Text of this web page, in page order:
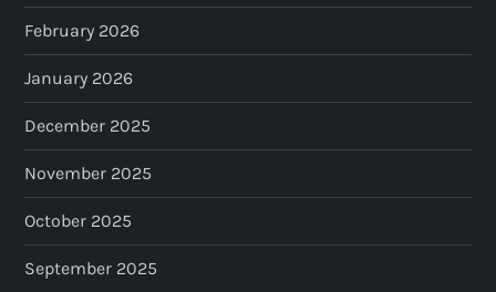
February 2026
January 2026
December 2025
November 2025
October 2025
September 2025